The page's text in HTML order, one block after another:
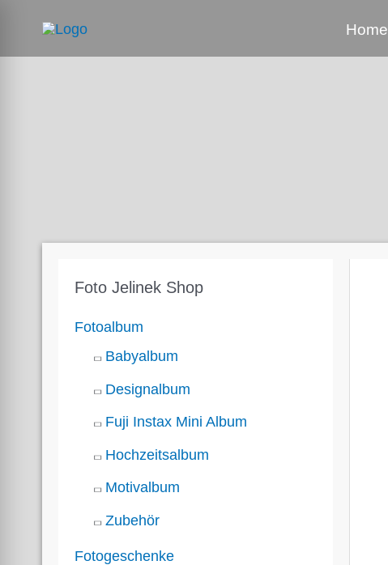
springen
Home
Foto Jelinek Shop
Fotoalbum
Babyalbum
Designalbum
Fuji Instax Mini Album
Hochzeitsalbum
Motivalbum
Zubehör
Fotogeschenke